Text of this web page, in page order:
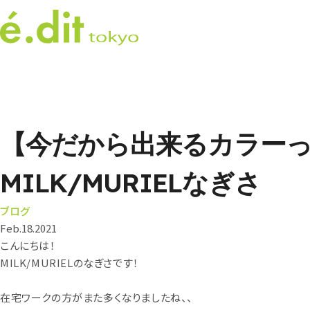
【今だから出来るカラー
MILK/MURIELなぎさ
ブログ
Feb.18.2021
こんにちは！
MILK/MURIELのなぎさです！
在宅ワークの方がまた多くなりましたね、、